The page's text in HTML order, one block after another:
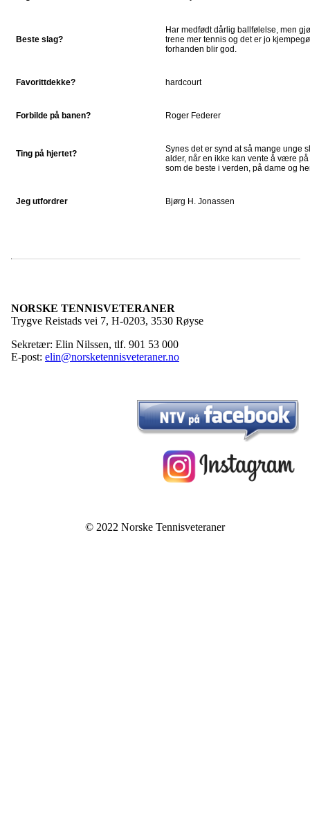
Beste slag?
Har medfødt dårlig ballfølelse, men
trene mer tennis og det er jo
forhanden blir god.
Favorittdekke? hardcourt
Forbilde på banen? Roger Federer
Ting på hjertet?
Synes det er synd at så mange unge
alder, når en ikke kan vente å være
som de beste i verden, på dame og
Jeg utfordrer Bjørg H. Jonassen
NORSKE TENNISVETERANER
Trygve Reistads vei 7, H-0203, 3530 Røyse
Sekretær: Elin Nilssen, tlf. 901 53 000
E-post: elin@norsketennisveteraner.no
© 2022 Norske Tennisveteraner